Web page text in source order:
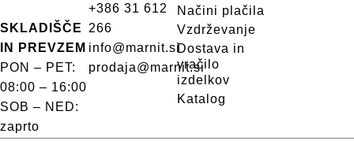
SKLADIŠČE
IN PREVZEM
PON – PET:
08:00 – 16:00
SOB – NED:
zaprto
+386 31 612
266
info@marnit.si
prodaja@marnit.si
Načini plačila
Vzdrževanje
Dostava in
vračilo
izdelkov
Katalog